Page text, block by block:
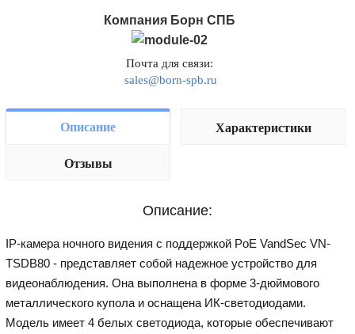
Компания Борн СПБ
Почта для связи:
sales@born-spb.ru
Описание Характеристики
Отзывы
Описание:
IP-камера ночного видения с поддержкой PoE VandSec VN-
TSDB80 - представляет собой надежное устройство для
видеонаблюдения. Она выполнена в форме 3-дюймового
металлического купола и оснащена ИК-светодиодами.
Модель имеет 4 белых светодиода, которые обеспечивают